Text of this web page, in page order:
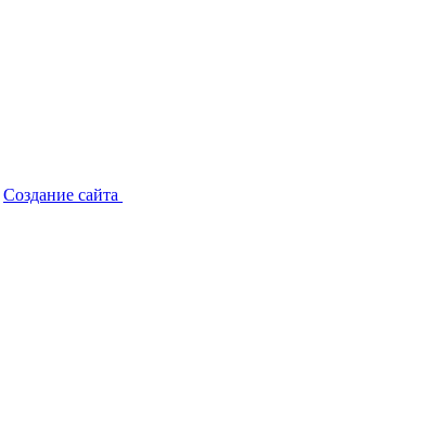
Создание сайта